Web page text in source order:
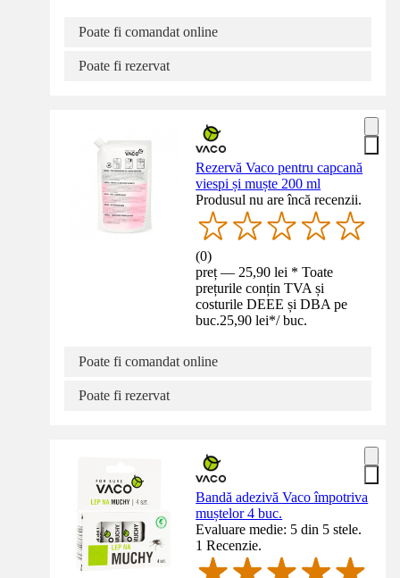
Poate fi comandat online
Poate fi rezervat
Rezervă Vaco pentru capcană
viespi și muște 200 ml
Produsul nu are încă recenzii.
(0)
preț — 25,90 lei * Toate
prețurile conțin TVA și
costurile DEEE și DBA pe
buc.25,90 lei*/ buc.
Poate fi comandat online
Poate fi rezervat
Bandă adezivă Vaco împotriva
muștelor 4 buc.
Evaluare medie: 5 din 5 stele.
1 Recenzie.